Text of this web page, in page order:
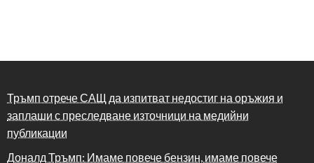
Тръмп отрече САЩ да изпитват недостиг на оръжия и
заплаши с преследване източници на медийни
публикации
Доналд Тръмп: Имаме повече бензин, имаме повече